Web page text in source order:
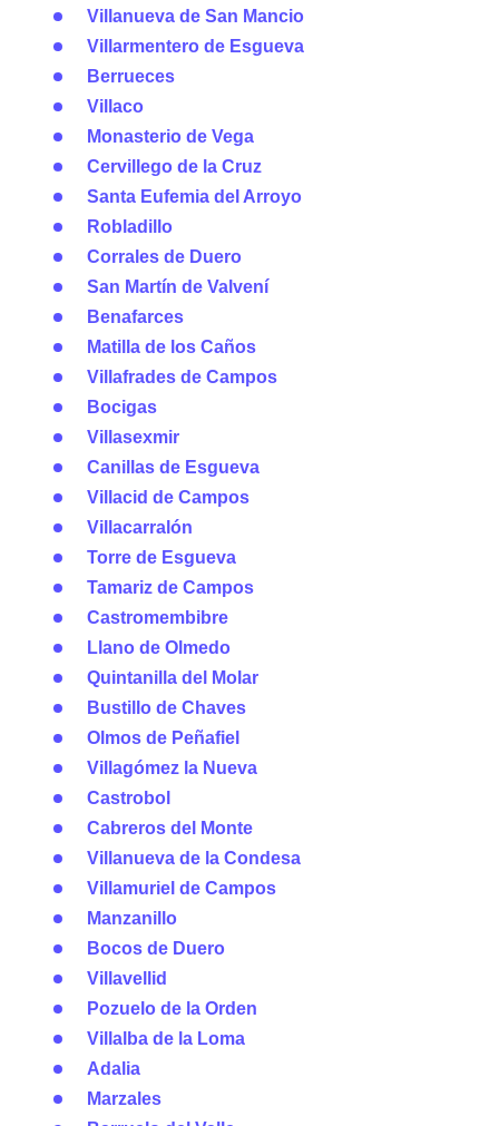
Villanueva de San Mancio
Villarmentero de Esgueva
Berrueces
Villaco
Monasterio de Vega
Cervillego de la Cruz
Santa Eufemia del Arroyo
Robladillo
Corrales de Duero
San Martín de Valvení
Benafarces
Matilla de los Caños
Villafrades de Campos
Bocigas
Villasexmir
Canillas de Esgueva
Villacid de Campos
Villacarralón
Torre de Esgueva
Tamariz de Campos
Castromembibre
Llano de Olmedo
Quintanilla del Molar
Bustillo de Chaves
Olmos de Peñafiel
Villagómez la Nueva
Castrobol
Cabreros del Monte
Villanueva de la Condesa
Villamuriel de Campos
Manzanillo
Bocos de Duero
Villavellid
Pozuelo de la Orden
Villalba de la Loma
Adalia
Marzales